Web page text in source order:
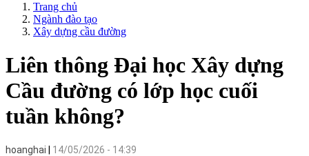
Trang chủ
Ngành đào tạo
Xây dựng cầu đường
Liên thông Đại học Xây dựng
Cầu đường có lớp học cuối
tuần không?
hoanghai 14/05/2026 - 14:39